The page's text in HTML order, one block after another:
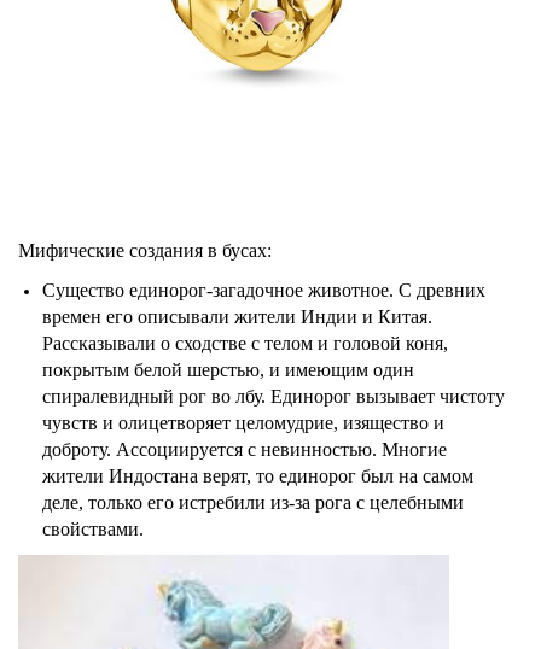
Мифические создания в бусах:
Существо единорог-загадочное животное. С древних
времен его описывали жители Индии и Китая.
Рассказывали о сходстве с телом и головой коня,
покрытым белой шерстью, и имеющим один
спиралевидный рог во лбу. Единорог вызывает чистоту
чувств и олицетворяет целомудрие, изящество и
доброту. Ассоциируется с невинностью. Многие
жители Индостана верят, то единорог был на самом
деле, только его истребили из-за рога с целебными
свойствами.